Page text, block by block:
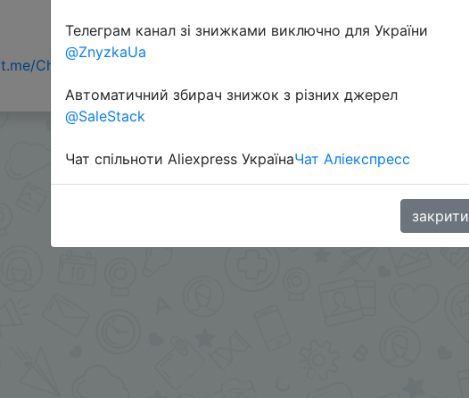
t.me/ChinaGoodBuy
Телеграм канал зі знижками виключно для України
@ZnyzkaUa
Автоматичний збирач знижок з різних джерел
@SaleStack
Чат спільноти Aliexpress УкраїнаЧат Аліекспресс
закрити